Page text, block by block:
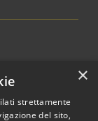
×
strettamente
del sito,